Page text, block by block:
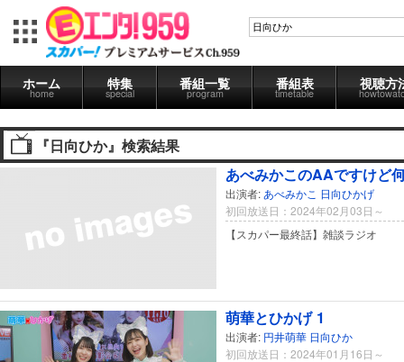
ホーム
home
特集
special
番組一覧
program
番組表
timetable
視聴方
『日向ひか』検索結果
あべみかこのAAですけど
出演者: あべみかこ 日向ひかげ
初回放送日：2024年02月03日～
【スカパー最終話】雑談ラジオ
萌華とひかげ 1
出演者: 円井萌華 日向ひか
初回放送日：2024年01月16日～